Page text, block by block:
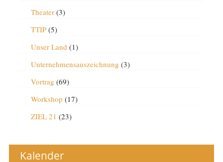
Theater(3)
TTIP(5)
Unser Land (1)
Unternehmensauszeichnung (3)
Vortrag (69)
Workshop (17)
ZIEL 21 (23)
Kalender